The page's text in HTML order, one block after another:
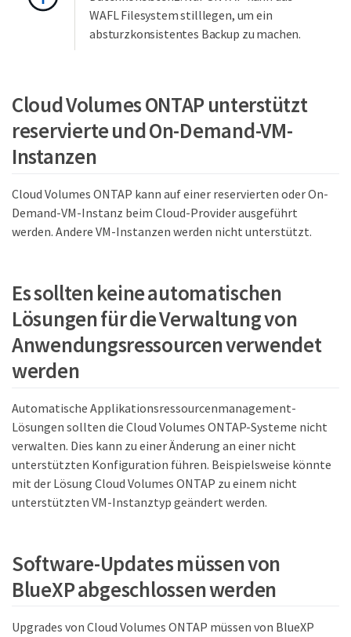
WAFL Filesystem stilllegen, um ein
absturzkonsistentes Backup zu machen.
Cloud Volumes ONTAP unterstützt
reservierte und On-Demand-VM-
Instanzen
Cloud Volumes ONTAP kann auf einer reservierten oder On-
Demand-VM-Instanz beim Cloud-Provider ausgeführt
werden. Andere VM-Instanzen werden nicht unterstützt.
Es sollten keine automatischen
Lösungen für die Verwaltung von
Anwendungsressourcen verwendet
werden
Automatische Applikationsressourcenmanagement-
Lösungen sollten die Cloud Volumes ONTAP-Systeme nicht
verwalten. Dies kann zu einer Änderung an einer nicht
unterstützten Konfiguration führen. Beispielsweise könnte
mit der Lösung Cloud Volumes ONTAP zu einem nicht
unterstützten VM-Instanztyp geändert werden.
Software-Updates müssen von
BlueXP abgeschlossen werden
Upgrades von Cloud Volumes ONTAP müssen von BlueXP